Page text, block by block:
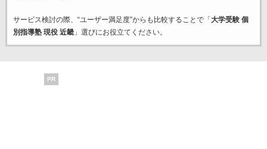
サービス検討の際、“ユーザー満足度”からも比較することで「 大学受験 個
別指導塾 現役 近畿」選びにお役立てください。
PR